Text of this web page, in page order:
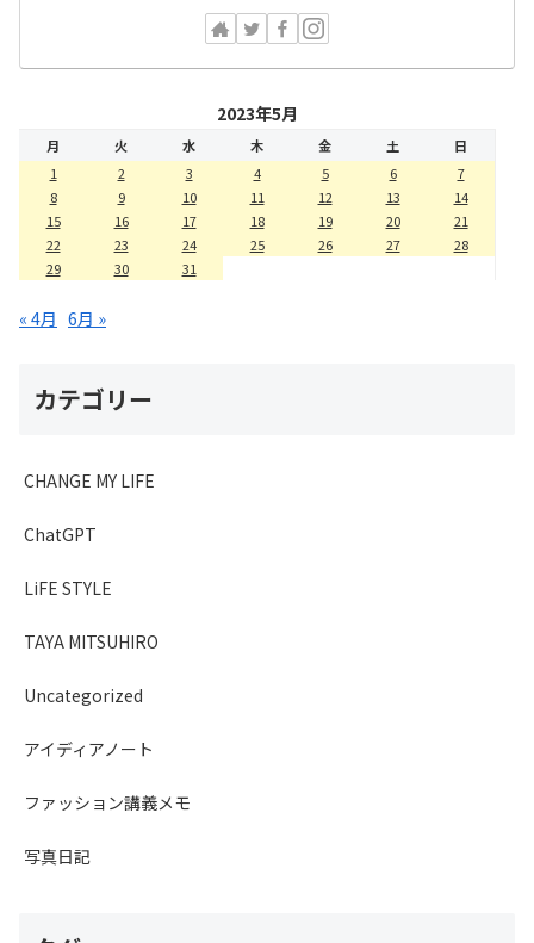
2023年5月
月 火 水 木 金 土
日
1
2 3 4 5 6
7
8
9 10 11 12 13
14
15
16 17 18 19 20
21
22
23 24 25 26 27
28
29
30 31
« 4月 6月 »
カテゴリー
CHANGE MY LIFE
ChatGPT
LiFE STYLE
TAYA MITSUHIRO
Uncategorized
アイディアノート
ファッション講義メモ
写真日記